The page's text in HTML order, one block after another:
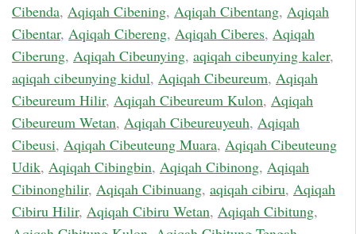
Cibenda, Aqiqah Cibening, Aqiqah Cibentang, Aqiqah
Cibentar, Aqiqah Cibereng, Aqiqah Ciberes, Aqiqah
Ciberung, Aqiqah Cibeunying, aqiqah cibeunying kaler,
aqiqah cibeunying kidul, Aqiqah Cibeureum, Aqiqah
Cibeureum Hilir, Aqiqah Cibeureum Kulon, Aqiqah
Cibeureum Wetan, Aqiqah Cibeureuyeuh, Aqiqah
Cibeusi, Aqiqah Cibeuteung Muara, Aqiqah Cibeuteung
Udik, Aqiqah Cibingbin, Aqiqah Cibinong, Aqiqah
Cibinonghilir, Aqiqah Cibinuang, aqiqah cibiru, Aqiqah
Cibiru Hilir, Aqiqah Cibiru Wetan, Aqiqah Cibitung,